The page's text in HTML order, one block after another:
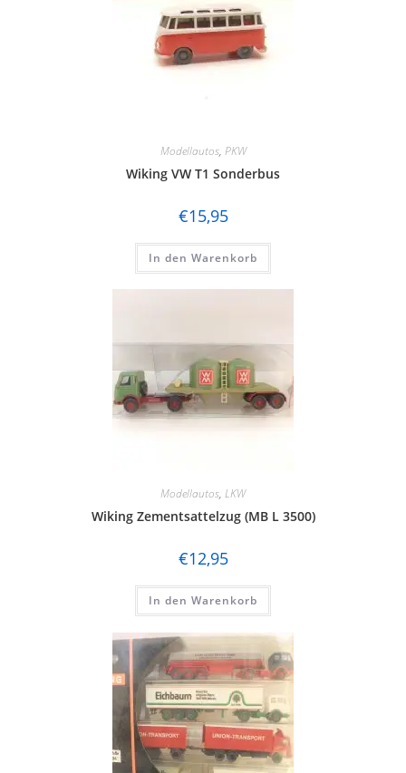
Modellautos, PKW
Wiking VW T1 Sonderbus
€15,95
In den Warenkorb
Modellautos, LKW
Wiking Zementsattelzug (MB L 3500)
€12,95
In den Warenkorb